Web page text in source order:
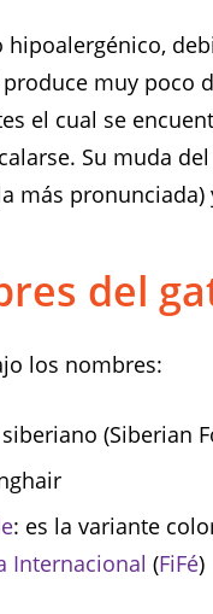
hipoalergénico,
muy poco
el cual se
Su muda
más pronunciada)
del
los nombres:
(Siberian
: es la variante
Internacional (FiFé)